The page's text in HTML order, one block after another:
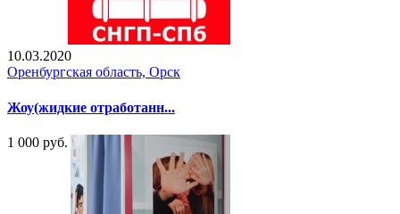
10.03.2020
Оренбургская область, Орск
Жоу(жидкие отработанн...
1 000 руб.